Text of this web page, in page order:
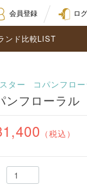
会員登録 ロ
ンド比較LIST
ター コパンフロ
ンフローラ
（税込）